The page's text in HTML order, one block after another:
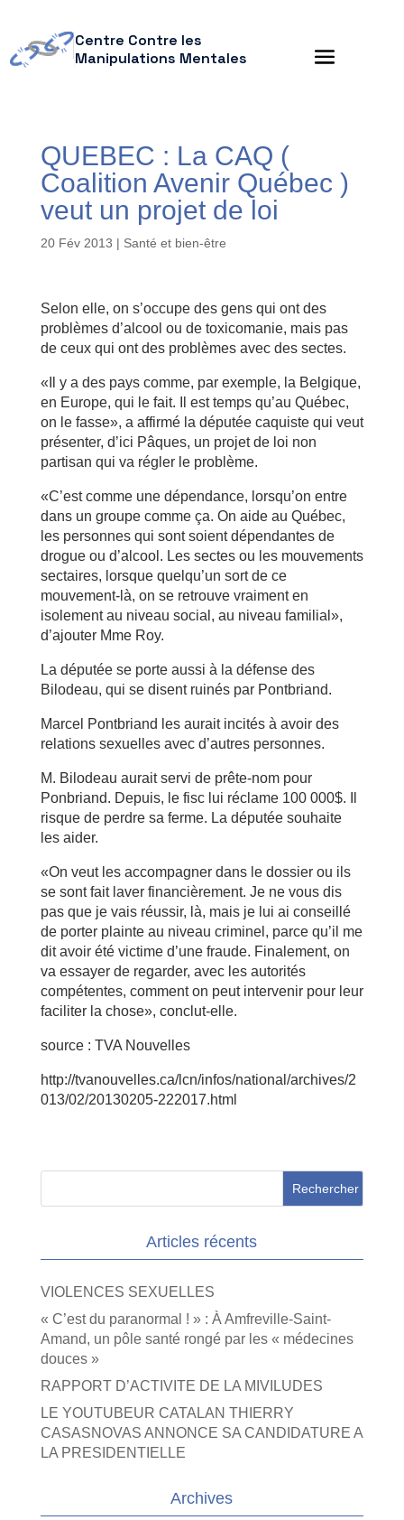
Centre Contre les
Manipulations Mentales
QUEBEC : La CAQ (
Coalition Avenir Québec )
veut un projet de loi
20 Fév 2013 | Santé et bien-être
Selon elle, on s’occupe des gens qui ont des
problèmes d’alcool ou de toxicomanie, mais pas
de ceux qui ont des problèmes avec des sectes.
«Il y a des pays comme, par exemple, la Belgique,
en Europe, qui le fait. Il est temps qu’au Québec,
on le fasse», a affirmé la députée caquiste qui veut
présenter, d’ici Pâques, un projet de loi non
partisan qui va régler le problème.
«C’est comme une dépendance, lorsqu’on entre
dans un groupe comme ça. On aide au Québec,
les personnes qui sont soient dépendantes de
drogue ou d’alcool. Les sectes ou les mouvements
sectaires, lorsque quelqu’un sort de ce
mouvement-là, on se retrouve vraiment en
isolement au niveau social, au niveau familial»,
d’ajouter Mme Roy.
La députée se porte aussi à la défense des
Bilodeau, qui se disent ruinés par Pontbriand.
Marcel Pontbriand les aurait incités à avoir des
relations sexuelles avec d’autres personnes.
M. Bilodeau aurait servi de prête-nom pour
Ponbriand. Depuis, le fisc lui réclame 100 000$. Il
risque de perdre sa ferme. La députée souhaite
les aider.
«On veut les accompagner dans le dossier ou ils
se sont fait laver financièrement. Je ne vous dis
pas que je vais réussir, là, mais je lui ai conseillé
de porter plainte au niveau criminel, parce qu’il me
dit avoir été victime d’une fraude. Finalement, on
va essayer de regarder, avec les autorités
compétentes, comment on peut intervenir pour leur
faciliter la chose», conclut-elle.
source : TVA Nouvelles
http://tvanouvelles.ca/lcn/infos/national/archives/2
013/02/20130205-222017.html
Articles récents
VIOLENCES SEXUELLES
« C’est du paranormal ! » : À Amfreville-Saint-
Amand, un pôle santé rongé par les « médecines
douces »
RAPPORT D’ACTIVITE DE LA MIVILUDES
LE YOUTUBEUR CATALAN THIERRY
CASASNOVAS ANNONCE SA CANDIDATURE A
LA PRESIDENTIELLE
Archives